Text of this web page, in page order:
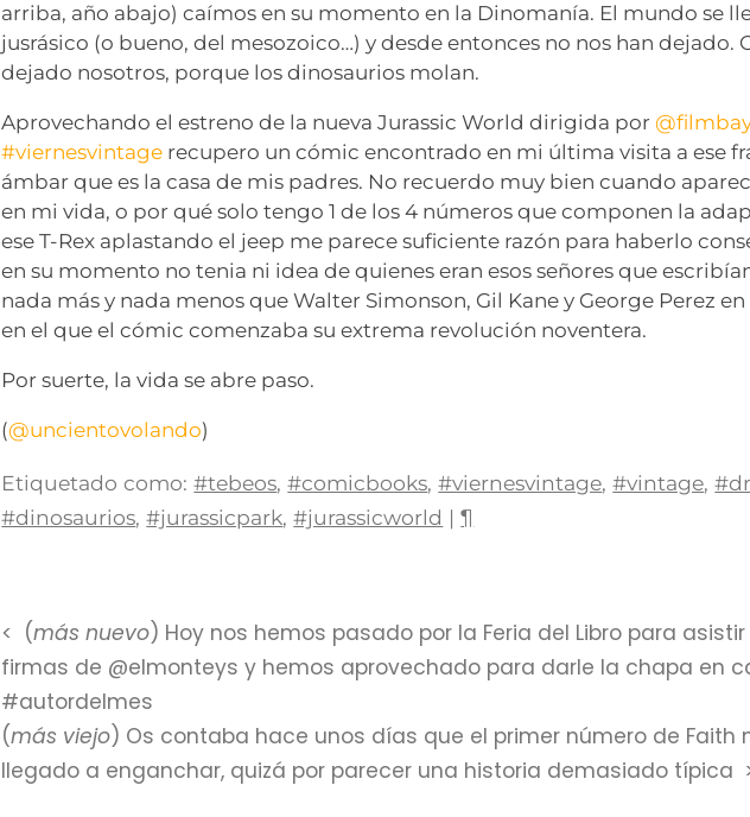
arriba, año abajo) caímos en su momento en la Dinomanía. El mundo se
jusrásico (o bueno, del mesozoico…) y desde entonces no nos han dejado.
dejado nosotros, porque los dinosaurios molan.
Aprovechando el estreno de la nueva Jurassic World dirigida por
#viernesvintage recupero un cómic encontrado en mi última visita a ese
ámbar que es la casa de mis padres. No recuerdo muy bien cuando
en mi vida, o por qué solo tengo 1 de los 4 números que componen la
ese T-Rex aplastando el jeep me parece suficiente razón para haberlo
en su momento no tenia ni idea de quienes eran esos señores que
nada más y nada menos que Walter Simonson, Gil Kane y George Perez
en el que el cómic comenzaba su extrema revolución noventera.
Por suerte, la vida se abre paso.
(@uncientovolando)
Etiquetado como: #tebeos,#comicbooks,#viernesvintage,#vintage,
#dinosaurios,#jurassicpark,#jurassicworld |¶
(más nuevo) Hoy nos hemos pasado por la Feria del Libro para
firmas de @elmonteys y hemos aprovechado para darle la chapa en
#autordelmes
(más viejo) Os contaba hace unos días que el primer número de Faith
llegado a enganchar, quizá por parecer una historia demasiado típica